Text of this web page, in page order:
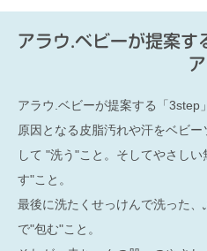
アラウ.ベビーが提案
ア
アラウ.ベビーが提案する「3step
原因となる皮脂汚れや汗をベビ
して "洗う"こと。そしてやさし
す"こと。
最後に洗たくせっけんで洗った
で"包む"こと。